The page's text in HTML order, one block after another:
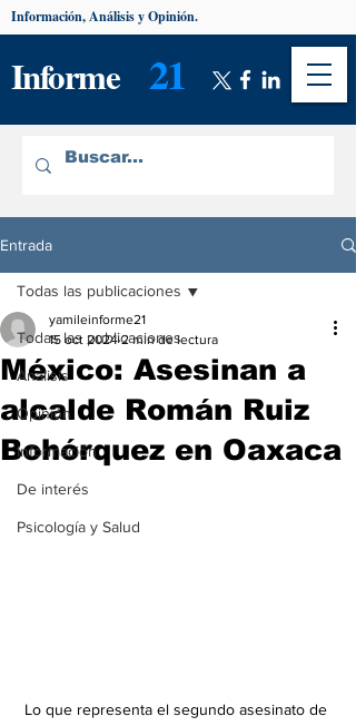
Informe 21
Información, Análisis y Opinión.
Entrada
Todas las publicaciones
Análisis
Opinión
Información
De interés
Psicología y Salud
Todas las publicaciones
México: Asesinan a
alcalde Román Ruiz
Bohórquez en Oaxaca
yamileinforme21
15 oct 2024 2 min de lectura
Lo que representa el segundo asesinato de